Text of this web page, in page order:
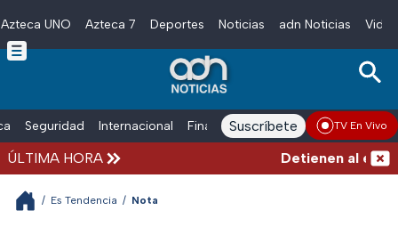
Skip to main content
Azteca UNO Azteca 7 Deportes Noticias adn Noticias
Seguridad Internacional Finanzas adn Noticias Radio
Suscríbete TV En Vivo
ÚLTIMA HORA Detienen al
/ Es Tendencia / Nota